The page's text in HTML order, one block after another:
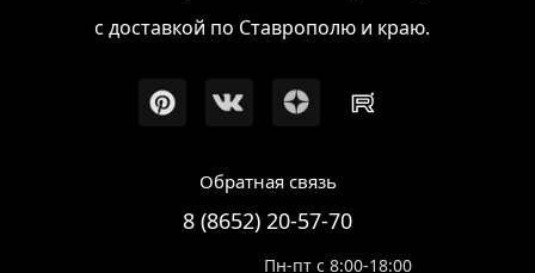
с доставкой по Ставрополю и краю.
Обратная связь
8 (8652) 20-57-70
Пн-пт с 8:00-18:00